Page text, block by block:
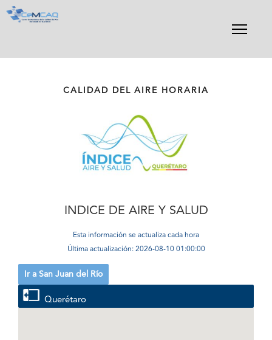
CALIDAD DEL AIRE HORARIA
INDICE DE AIRE Y SALUD
Esta información se actualiza cada hora
Última actualización: 2026-08-10 01:00:00
Ir a San Juan del Río
Querétaro